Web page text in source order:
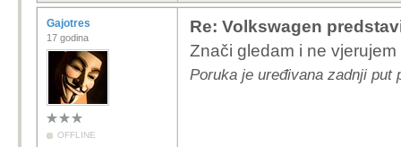
Gajotres
17 godina
OFFLINE
Re: Volkswagen
Znači gledam i ne
Poruka je uređivana zadnji put